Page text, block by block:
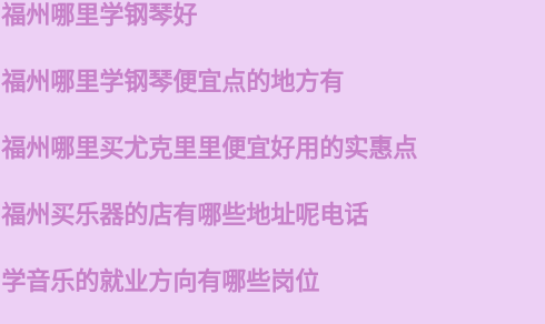
福州哪里学钢琴好
福州哪里学钢琴便宜点的地方有
福州哪里买尤克里里便宜好用的实惠点
福州买乐器的店有哪些地址呢电话
学音乐的就业方向有哪些岗位